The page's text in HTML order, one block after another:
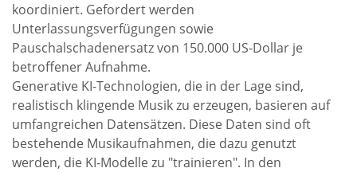
koordiniert. Gefordert werden
Unterlassungsverfügungen sowie
Pauschalschadenersatz von 150.000 US-Dollar je
betroffener Aufnahme.
Generative KI-Technologien, die in der Lage sind,
realistisch klingende Musik zu erzeugen, basieren auf
umfangreichen Datensätzen. Diese Daten sind oft
bestehende Musikaufnahmen, die dazu genutzt
werden, die KI-Modelle zu "trainieren". In den